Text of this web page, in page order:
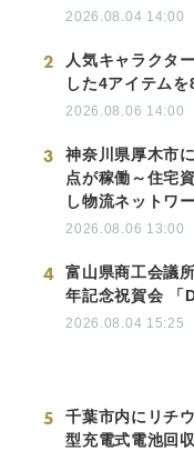
2026.08.04 14:00
2
人気キャラクタ
した4アイテム
2026.08.06 14:00
3
神奈川県厚木市
点が稼働～住宅
し物流ネットワ
2026.08.06 13:00
4
富山県商工会議
年記念祝賀会 「
2026.08.04 15:25
5
千葉市内にリチ
型充電式電池回